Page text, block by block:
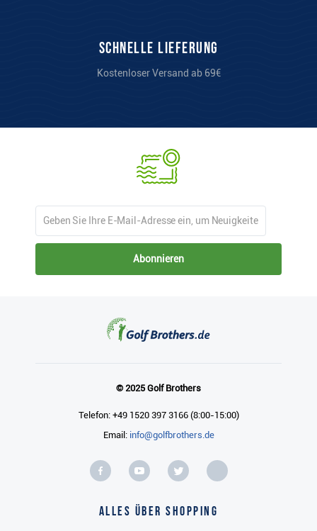
Schnelle Lieferung
Kostenloser Versand ab 69€
Abonnieren
© 2025 Golf Brothers
Telefon: +49 1520 397 3166 (8:00-15:00)
Email: info@golfbrothers.de
Alles über Shopping